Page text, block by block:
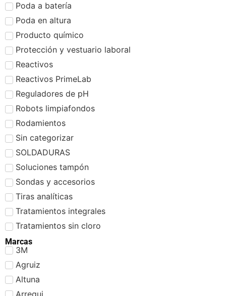
Poda a batería
Poda en altura
Producto químico
Protección y vestuario laboral
Reactivos
Reactivos PrimeLab
Reguladores de pH
Robots limpiafondos
Rodamientos
Sin categorizar
SOLDADURAS
Soluciones tampón
Sondas y accesorios
Tiras analíticas
Tratamientos integrales
Tratamientos sin cloro
Marcas
3M
Agruiz
Altuna
Arregui